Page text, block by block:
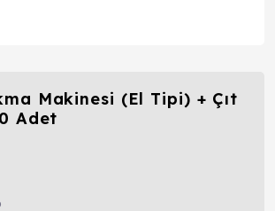
Makinesi (El Tipi) + Çıt
Adet